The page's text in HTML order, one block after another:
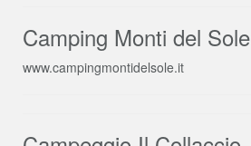
Camping Monti del Sole
www.campingmontidelsole.it